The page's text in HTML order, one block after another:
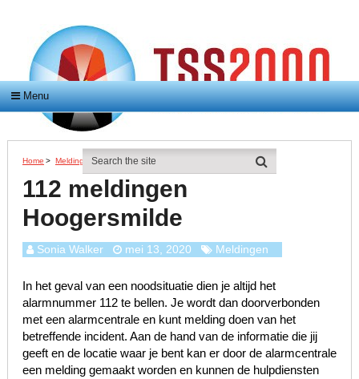
Menu
Home > Meldingen > 112 Meldingen Hoogersmilde
112 meldingen
Hoogersmilde
Sonia Walker mei 13, 2020 Meldingen
In het geval van een noodsituatie dien je altijd het
alarmnummer 112 te bellen. Je wordt dan doorverbonden
met een alarmcentrale en kunt melding doen van het
betreffende incident. Aan de hand van de informatie die jij
geeft en de locatie waar je bent kan er door de alarmcentrale
een melding gemaakt worden en kunnen de hulpdiensten